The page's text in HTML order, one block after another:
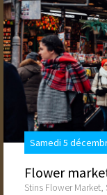
Samedi 5
Flower
Stins Flower Market,